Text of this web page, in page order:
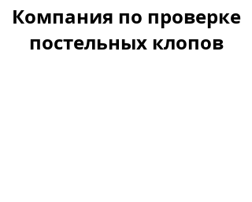
Компания по проверке
постельных клопов